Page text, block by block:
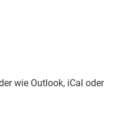
wie Outlook, iCal oder